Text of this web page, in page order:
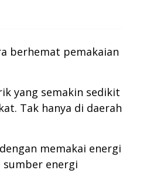
berhemat pemakaian
yang semakin sedikit
Tak hanya di daerah
memakai energi
sumber energi